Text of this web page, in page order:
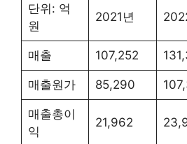
단위: 억
원
2021년
매출 107,252
매출원가 85,290
매출총이
익
21,962